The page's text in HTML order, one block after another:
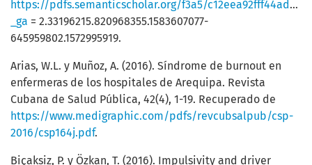
https://pdfs.semanticscholar.org/f3a5/
_ga = 2.33196215.820968355.1583607077-
645959802.1572995919.
Arias, W.L. y Muñoz, A. (2016). Síndrome de burnout en
enfermeras de los hospitales de Arequipa. Revista
Cubana de Salud Pública, 42(4), 1-19. Recuperado de
https://www.medigraphic.com/pdfs/revcubsalpub/csp-
2016/csp164j.pdf.
Biçaksiz, P. y Özkan, T. (2016). Impulsivity and driver